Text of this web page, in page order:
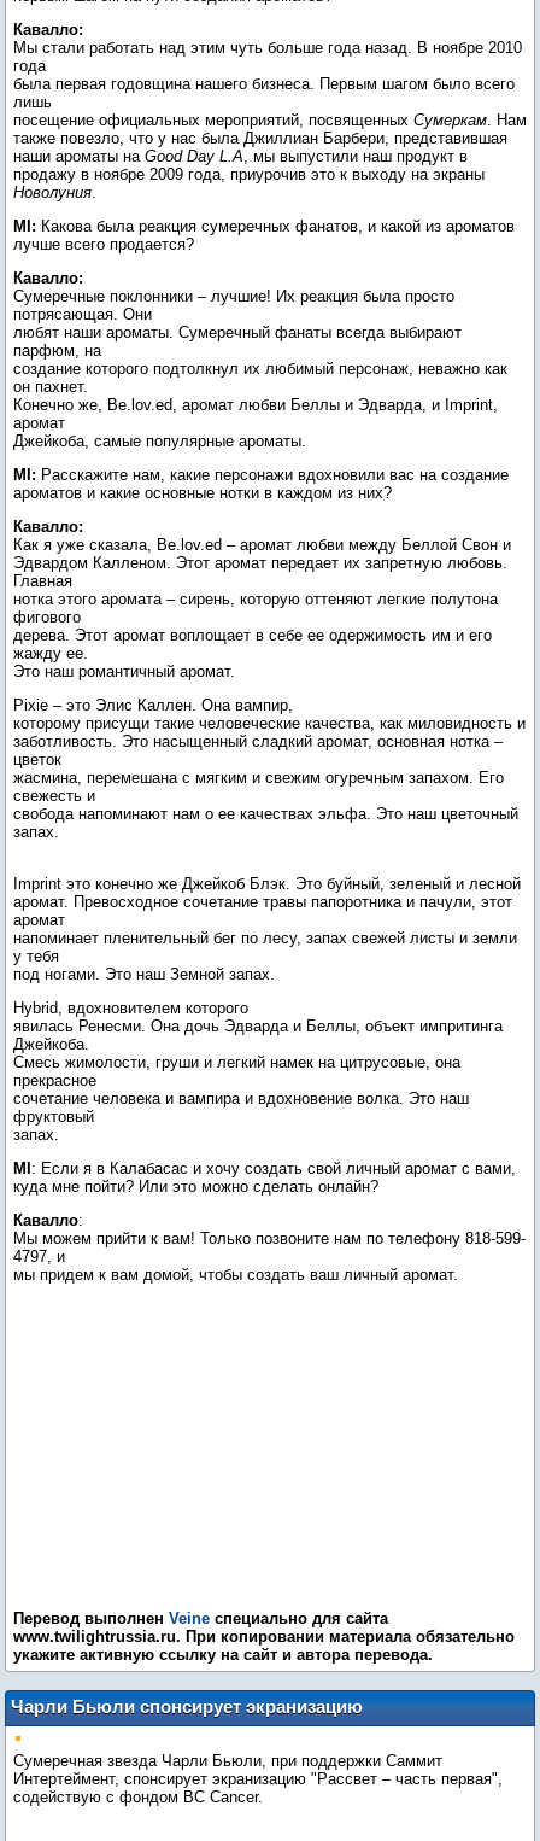
Кавалло:
Мы стали работать над этим чуть больше года назад. В ноябре 2010
года
была первая годовщина нашего бизнеса. Первым шагом было всего
лишь
посещение официальных мероприятий, посвященных Сумеркам. Нам
также повезло, что у нас была Джиллиан Барбери, представившая
наши ароматы на Good Day L.A, мы выпустили наш продукт в
продажу в ноябре 2009 года, приурочив это к выходу на экраны
Новолуния.
MI: Какова была реакция сумеречных фанатов, и какой из ароматов
лучше всего продается?
Кавалло:
Сумеречные поклонники – лучшие! Их реакция была просто
потрясающая. Они
любят наши ароматы. Сумеречный фанаты всегда выбирают
парфюм, на
создание которого подтолкнул их любимый персонаж, неважно как
он пахнет.
Конечно же, Be.lov.ed, аромат любви Беллы и Эдварда, и Imprint,
аромат
Джейкоба, самые популярные ароматы.
MI: Расскажите нам, какие персонажи вдохновили вас на создание
ароматов и какие основные нотки в каждом из них?
Кавалло:
Как я уже сказала, Be.lov.ed – аромат любви между Беллой Свон и
Эдвардом Калленом. Этот аромат передает их запретную любовь.
Главная
нотка этого аромата – сирень, которую оттеняют легкие полутона
фигового
дерева. Этот аромат воплощает в себе ее одержимость им и его
жажду ее.
Это наш романтичный аромат.
Pixie – это Элис Каллен. Она вампир,
которому присущи такие человеческие качества, как миловидность и
заботливость. Это насыщенный сладкий аромат, основная нотка –
цветок
жасмина, перемешана с мягким и свежим огуречным запахом. Его
свежесть и
свобода напоминают нам о ее качествах эльфа. Это наш цветочный
запах.
Imprint это конечно же Джейкоб Блэк. Это буйный, зеленый и лесной
аромат. Превосходное сочетание травы папоротника и пачули, этот
аромат
напоминает пленительный бег по лесу, запах свежей листы и земли
у тебя
под ногами. Это наш Земной запах.
Hybrid, вдохновителем которого
явилась Ренесми. Она дочь Эдварда и Беллы, объект импритинга
Джейкоба.
Смесь жимолости, груши и легкий намек на цитрусовые, она
прекрасное
сочетание человека и вампира и вдохновение волка. Это наш
фруктовый
запах.
MI : Если я в Калабасас и хочу создать свой личный аромат с вами,
куда мне пойти? Или это можно сделать онлайн?
Кавалло:
Мы можем прийти к вам! Только позвоните нам по телефону 818-599-
4797, и
мы придем к вам домой, чтобы создать ваш личный аромат.
Перевод выполнен Veine специально для сайта
www.twilightrussia.ru. При копировании материала обязательно
укажите активную ссылку на сайт и автора перевода.
Чарли Бьюли спонсирует экранизацию
«Рассвета»
Сумеречная звезда Чарли Бьюли, при поддержки Саммит
Интертеймент, спонсирует экранизацию "Рассвет – часть первая",
содействую с фондом BC Cancer.